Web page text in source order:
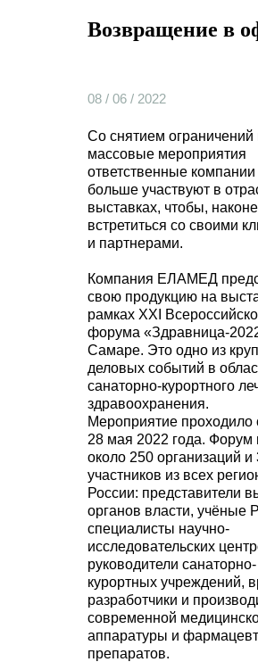
Возвращение в
08 / 06 / 2022
Со снятием ограничений
массовые мероприятия
ответственные компании
больше участвуют в
выставках, чтобы,
встретиться со своими
и партнерами.
Компания ЕЛАМЕД
свою продукцию на
рамках XXI
форума «Здравница-
Самаре. Это одно из
деловых событий в
санаторно-курортного
здравоохранения.
Мероприятие проходило
28 мая 2022 года. Форум
около 250 организаций и
участников из всех
России: представители
органов власти, учёные
специалисты научно-
исследовательских
руководители санаторно-
курортных учреждений,
разработчики и
современной
аппаратуры и
препаратов.